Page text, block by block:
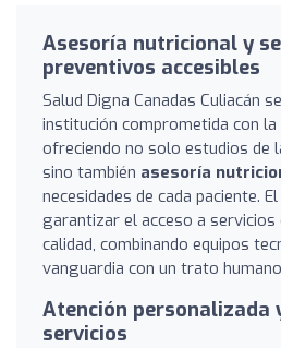
Asesoría nutricional y
preventivos accesibles
Salud Digna Canadas Culiacán
institución comprometida con
ofreciendo no solo estudios de
sino también asesoría
necesidades de cada paciente.
garantizar el acceso a servicios
calidad, combinando equipos
vanguardia con un trato
Atención personalizada
servicios